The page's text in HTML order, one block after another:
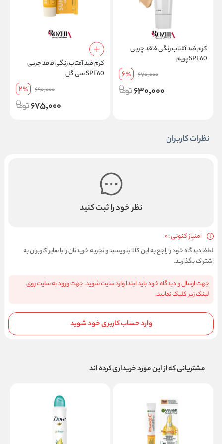
کرم ضد آفتاب رنگی فاقد چربی
SPF60 پریم
670,000
6%
630,000
کرم ضد آفتاب رنگی فاقد چربی
SPF60 سی گل
690,000
2%
675,000
نظرات کاربران
نظر خود را ثبت کنید
امتیاز کنونی : 0
لطفا دیدگاه خود را راجع به این کالا بنویسید و تجربه خریدتان را با سایر کاربران به
اشتراک بگذارید.
جهت ارسال و دیدگاه خود باید ابتدا وارد سایت شوید. جهت ورود به سایت روی
لینک زیر کلیک نمایید.
وارد حساب کاربری خود شوید
مشتریانی که از این مورد خریداری کرده اند